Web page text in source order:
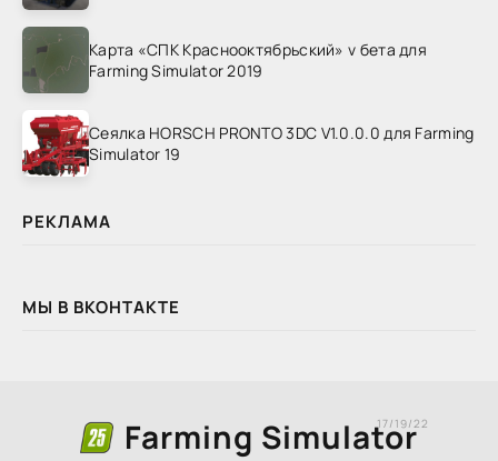
Карта «СПК Краснооктябрьский» v бета для
Farming Simulator 2019
Сеялка HORSCH PRONTO 3DC V1.0.0.0 для Farming
Simulator 19
РЕКЛАМА
МЫ В ВКОНТАКТЕ
Farming Simulator
17/19/22